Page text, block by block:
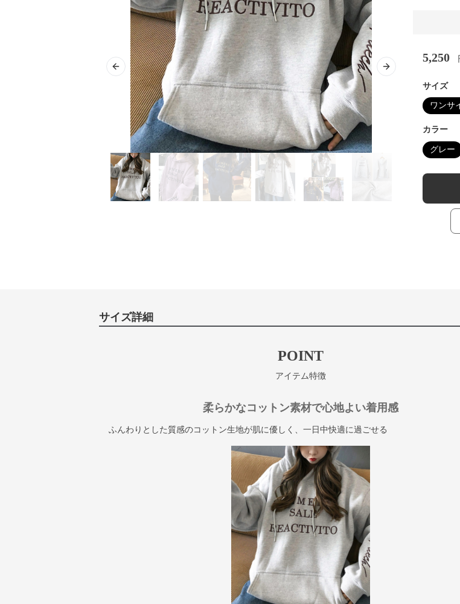
Previous slide Next slide
5,250
サイズ
ワンサ
カラー
グレー
サイズ詳細
POINT
アイテム特徴
柔らかなコットン素材で心地よい着用感
ふんわりとした質感のコットン生地が肌に優しく、一日中快適に過ごせる